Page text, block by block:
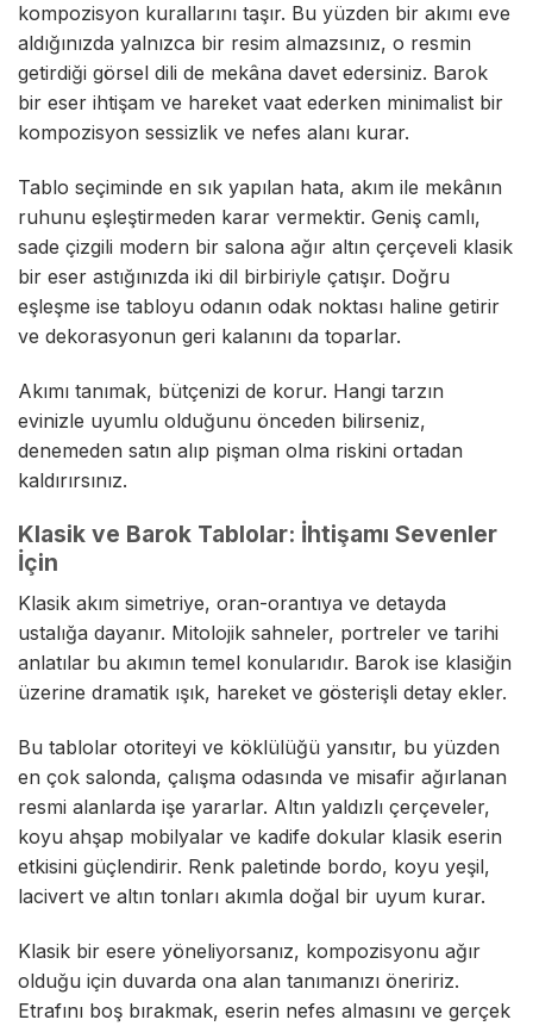
kompozisyon kurallarını taşır. Bu yüzden bir akımı eve
aldığınızda yalnızca bir resim almazsınız, o resmin
getirdiği görsel dili de mekâna davet edersiniz. Barok
bir eser ihtişam ve hareket vaat ederken minimalist bir
kompozisyon sessizlik ve nefes alanı kurar.
Tablo seçiminde en sık yapılan hata, akım ile mekânın
ruhunu eşleştirmeden karar vermektir. Geniş camlı,
sade çizgili modern bir salona ağır altın çerçeveli klasik
bir eser astığınızda iki dil birbiriyle çatışır. Doğru
eşleşme ise tabloyu odanın odak noktası haline getirir
ve dekorasyonun geri kalanını da toparlar.
Akımı tanımak, bütçenizi de korur. Hangi tarzın
evinizle uyumlu olduğunu önceden bilirseniz,
denemeden satın alıp pişman olma riskini ortadan
kaldırırsınız.
Klasik ve Barok Tablolar: İhtişamı Sevenler
İçin
Klasik akım simetriye, oran-orantıya ve detayda
ustalığa dayanır. Mitolojik sahneler, portreler ve tarihi
anlatılar bu akımın temel konularıdır. Barok ise klasiğin
üzerine dramatik ışık, hareket ve gösterişli detay ekler.
Bu tablolar otoriteyi ve köklülüğü yansıtır, bu yüzden
en çok salonda, çalışma odasında ve misafir ağırlanan
resmi alanlarda işe yararlar. Altın yaldızlı çerçeveler,
koyu ahşap mobilyalar ve kadife dokular klasik eserin
etkisini güçlendirir. Renk paletinde bordo, koyu yeşil,
lacivert ve altın tonları akımla doğal bir uyum kurar.
Klasik bir esere yöneliyorsanız, kompozisyonu ağır
olduğu için duvarda ona alan tanımanızı öneririz.
Etrafını boş bırakmak, eserin nefes almasını ve gerçek